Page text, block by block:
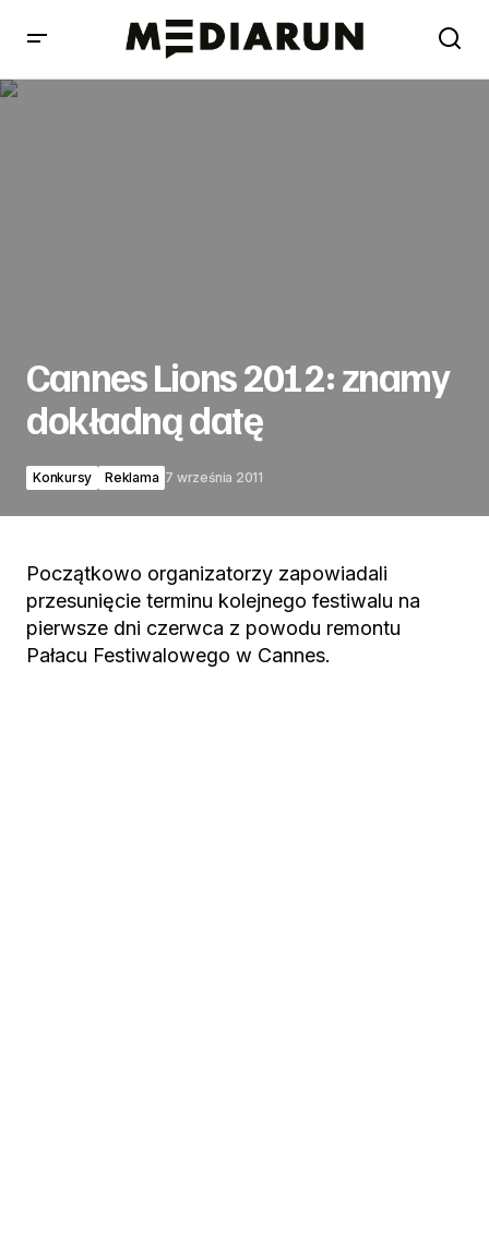
Cannes Lions 2012: znamy
dokładną datę
Konkursy Reklama 7 września 2011
Początkowo organizatorzy zapowiadali
przesunięcie terminu kolejnego festiwalu na
pierwsze dni czerwca z powodu remontu
Pałacu Festiwalowego w Cannes.